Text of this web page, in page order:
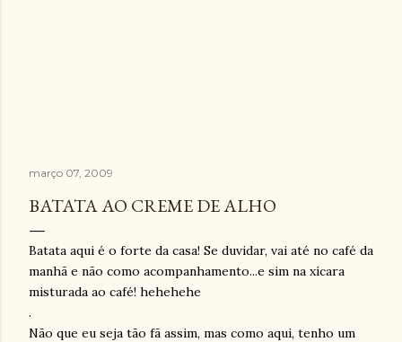
março 07, 2009
BATATA AO CREME DE ALHO
Batata aqui é o forte da casa! Se duvidar, vai até no café da
manhã e não como acompanhamento...e sim na xícara
misturada ao café! hehehehe
.
Não que eu seja tão fã assim, mas como aqui, tenho um